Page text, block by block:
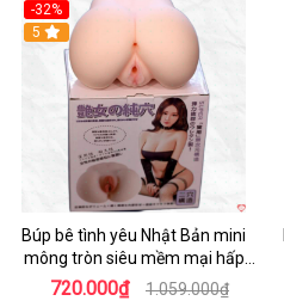
-32%
Hot
5
Búp bê tình yêu Nhật Bản mini
mông tròn siêu mềm mại hấp
dẫn
720.000₫ 1.059.000₫